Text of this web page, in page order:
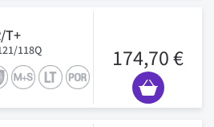
T+
118Q 174,70 €